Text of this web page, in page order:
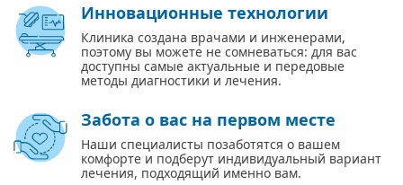
Инновационные технологии
Клиника создана врачами и инженерами,
поэтому вы можете не сомневаться: для вас
доступны самые актуальные и передовые
методы диагностики и лечения.
Забота о вас на первом месте
Наши специалисты позаботятся о вашем
комфорте и подберут индивидуальный вариант
лечения, подходящий именно вам.